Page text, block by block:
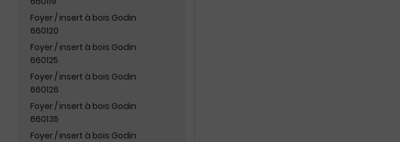
Foyer / insert à bois Godin
660120
Foyer / insert à bois Godin
660125
Foyer / insert à bois Godin
660126
Foyer / insert à bois Godin
660135
Foyer / insert à bois Godin